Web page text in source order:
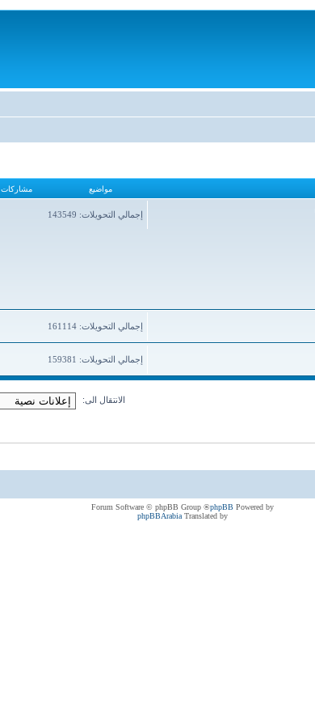
مواضيع مشاركات
إجمالي التحويلات: 143549
إجمالي التحويلات: 161114
إجمالي التحويلات: 159381
الانتقال الى:
Powered by
phpBB
® Forum Software © phpBB Group
Translated by
phpBBArabia